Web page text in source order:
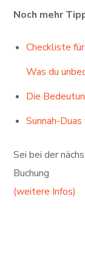
Noch mehr
Checkliste
Was du
Die
Sunnah-
Sei bei der
Buchung
(weitere Infos)